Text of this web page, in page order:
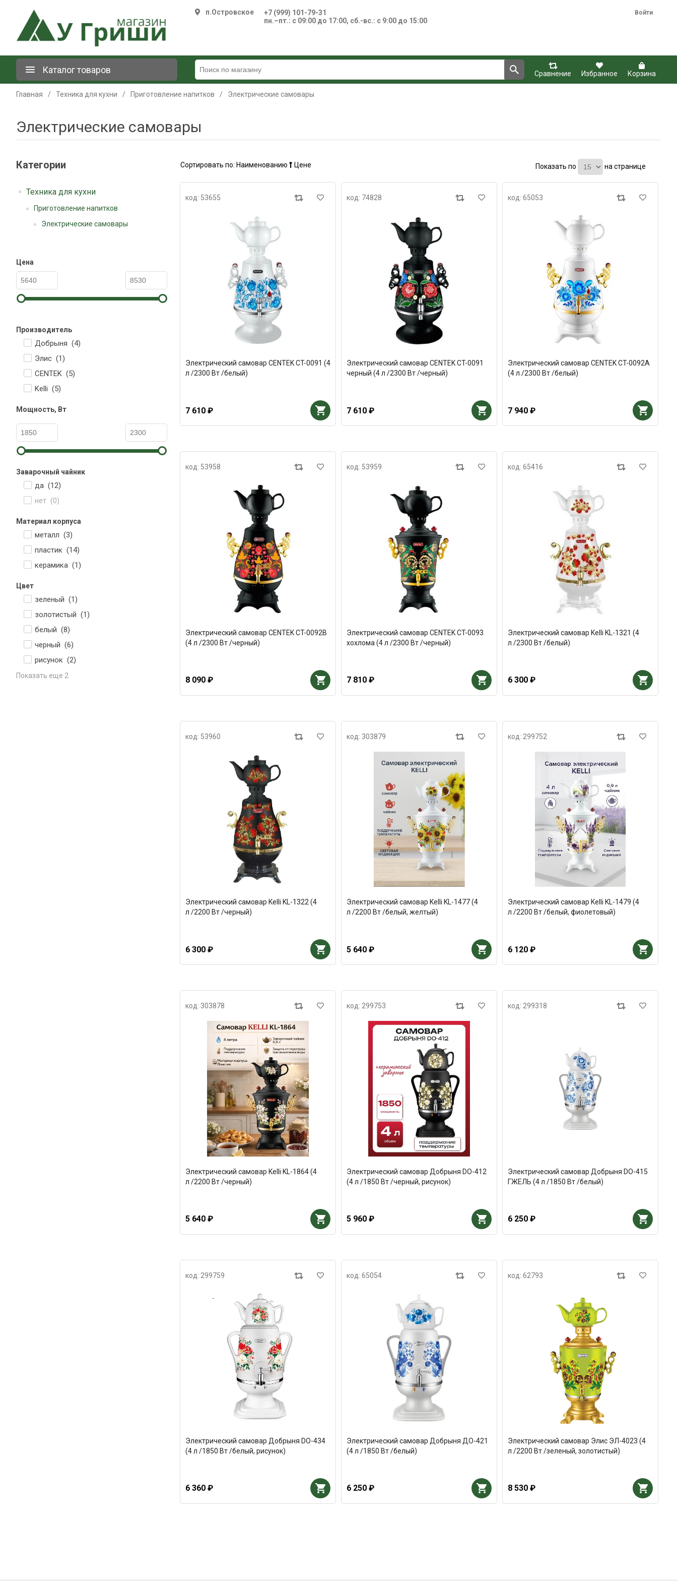
п.Островское
+7 (999) 101-79-31
пн.–пт.: с 09:00 до 17:00, сб.-вс.: с 9:00 до 15:00
Войти
Каталог товаров Сравнение Избранное Корзина
Главная / Техника для кухни / Приготовление напитков / Электрические самовары
Электрические самовары
Категории
Техника для кухни
Приготовление напитков
Электрические самовары
Цена
Производитель
Добрыня (4)
Элис (1)
CENTEK (5)
Kelli (5)
Мощность, Вт
Заварочный чайник
да (12)
нет (0)
Материал корпуса
металл (3)
пластик (14)
керамика (1)
Цвет
зеленый (1)
золотистый (1)
белый (8)
черный (6)
рисунок (2)
Показать еще 2
Сортировать по: Наименованию Цене Показать по на странице
код: 53655
Электрический самовар CENTEK CT-0091 (4
л /2300 Вт /белый)
7 610 ₽
код: 74828
Электрический самовар CENTEK CT-0091
черный (4 л /2300 Вт /черный)
7 610 ₽
код: 65053
Электрический самовар CENTEK CT-0092A
(4 л /2300 Вт /белый)
7 940 ₽
код: 53958
Электрический самовар CENTEK CT-0092B
(4 л /2300 Вт /черный)
8 090 ₽
код: 53959
Электрический самовар CENTEK CT-0093
хохлома (4 л /2300 Вт /черный)
7 810 ₽
код: 65416
Электрический самовар Kelli KL-1321 (4
л /2300 Вт /белый)
6 300 ₽
код: 53960
Электрический самовар Kelli KL-1322 (4
л /2200 Вт /черный)
6 300 ₽
код: 303879
Электрический самовар Kelli KL-1477 (4
л /2200 Вт /белый, желтый)
5 640 ₽
код: 299752
Электрический самовар Kelli KL-1479 (4
л /2200 Вт /белый, фиолетовый)
6 120 ₽
код: 303878
Электрический самовар Kelli KL-1864 (4
л /2200 Вт /черный)
5 640 ₽
код: 299753
Электрический самовар Добрыня DO-412
(4 л /1850 Вт /черный, рисунок)
5 960 ₽
код: 299318
Электрический самовар Добрыня DO-415
ГЖЕЛЬ (4 л /1850 Вт /белый)
6 250 ₽
код: 299759
Электрический самовар Добрыня DO-434
(4 л /1850 Вт /белый, рисунок)
6 360 ₽
код: 65054
Электрический самовар Добрыня ДО-421
(4 л /1850 Вт /белый)
6 250 ₽
код: 62793
Электрический самовар Элис ЭЛ-4023 (4
л /2200 Вт /зеленый, золотистый)
8 530 ₽